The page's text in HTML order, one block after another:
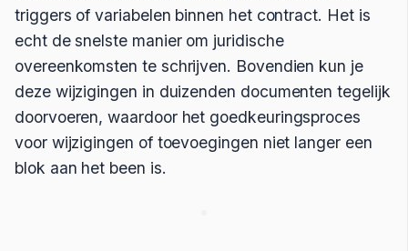
triggers of variabelen binnen het contract. Het is
echt de snelste manier om juridische
overeenkomsten te schrijven. Bovendien kun je
deze wijzigingen in duizenden documenten tegelijk
doorvoeren, waardoor het goedkeuringsproces
voor wijzigingen of toevoegingen niet langer een
blok aan het been is.